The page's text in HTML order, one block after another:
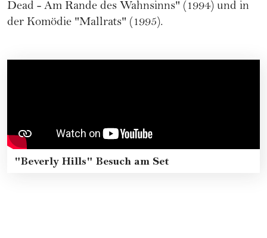
Dead - Am Rande des Wahnsinns" (1994) und in
der Komödie "Mallrats" (1995).
"Beverly Hills" Besuch am Set